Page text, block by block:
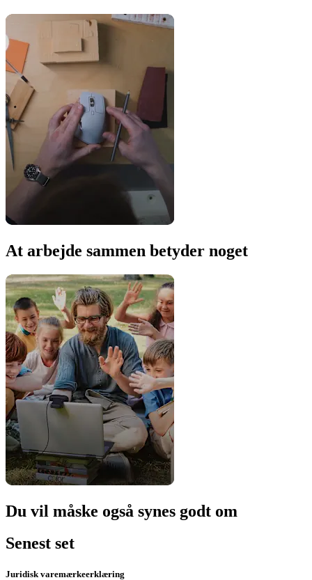
At arbejde sammen betyder noget
Du vil måske også synes godt om
Senest set
Juridisk varemærkeerklæring